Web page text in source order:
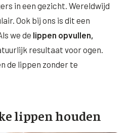
in een gezicht. Wereldwijd
Ook bij ons is dit een
we de lippen opvullen,
resultaat voor ogen.
de lippen zonder te
lippen houden